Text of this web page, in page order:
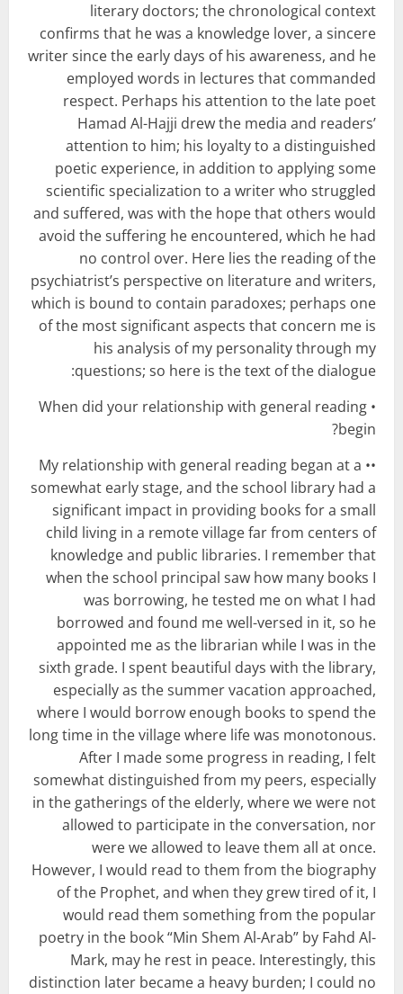
literary doctors; the chronological context
confirms that he was a knowledge lover, a sincere
writer since the early days of his awareness, and he
employed words in lectures that commanded
respect. Perhaps his attention to the late poet
Hamad Al-Hajji drew the media and readers’
attention to him; his loyalty to a distinguished
poetic experience, in addition to applying some
scientific specialization to a writer who struggled
and suffered, was with the hope that others would
avoid the suffering he encountered, which he had
no control over. Here lies the reading of the
psychiatrist’s perspective on literature and writers,
which is bound to contain paradoxes; perhaps one
of the most significant aspects that concern me is
his analysis of my personality through my
questions; so here is the text of the dialogue:
• When did your relationship with general reading
begin?
•• My relationship with general reading began at a
somewhat early stage, and the school library had a
significant impact in providing books for a small
child living in a remote village far from centers of
knowledge and public libraries. I remember that
when the school principal saw how many books I
was borrowing, he tested me on what I had
borrowed and found me well-versed in it, so he
appointed me as the librarian while I was in the
sixth grade. I spent beautiful days with the library,
especially as the summer vacation approached,
where I would borrow enough books to spend the
long time in the village where life was monotonous.
After I made some progress in reading, I felt
somewhat distinguished from my peers, especially
in the gatherings of the elderly, where we were not
allowed to participate in the conversation, nor
were we allowed to leave them all at once.
However, I would read to them from the biography
of the Prophet, and when they grew tired of it, I
would read them something from the popular
poetry in the book “Min Shem Al-Arab” by Fahd Al-
Mark, may he rest in peace. Interestingly, this
distinction later became a heavy burden; I could no